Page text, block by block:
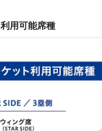
用可能席種